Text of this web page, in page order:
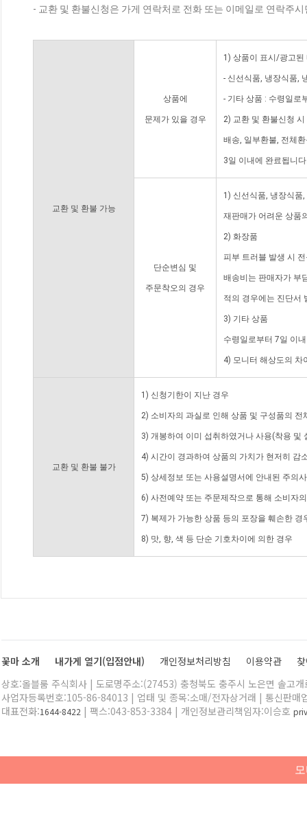
- 교환 및 환불신청은 가게 연락처로 전화 또는 이메일로 연락주
교환 및 환불 가능
상품에
문제가 있을 경우
1) 상품이 표시/광고된
- 신선식품, 냉장식품,
- 기타 상품 : 수령일로
2) 교환 및 환불신청
배송, 일부환불, 전체
3일 이내에 완료됩니
단순변심 및
주문착오의 경우
1) 신선식품, 냉장식품
재판매가 어려운 상품
2) 화장품
피부 트러블 발생 시
배송비는 판매자가 부
적의 경우에는 진단서
3) 기타 상품
수령일로부터 7일 이
4) 모니터 해상도의 차
교환 및 환불 불가
1) 신청기한이 지난 경우
2) 소비자의 과실로 인해 상품 및 구성품의
3) 개봉하여 이미 섭취하였거나 사용(착용 및
4) 시간이 경과하여 상품의 가치가 현저히 감
5) 상세정보 또는 사용설명서에 안내된 주의
6) 사전예약 또는 주문제작으로 통해 소비자
7) 복제가 가능한 상품 등의 포장을 훼손한 경
8) 맛, 향, 색 등 단순 기호차이에 의한 경우
꽃마 소개 내가게 열기(입점안내) 개인정보처리방침 이용약관
상호:올블룸 주식회사 | 도로명주소:(27453) 충청북도 충주시 노은면 솔고
사업자등록번호:105-86-84013 | 업태 및 종목:소매/전자상거래 | 통신판매
대표전화:1644-8422 | 팩스:043-853-3384 | 개인정보관리책임자:이승호